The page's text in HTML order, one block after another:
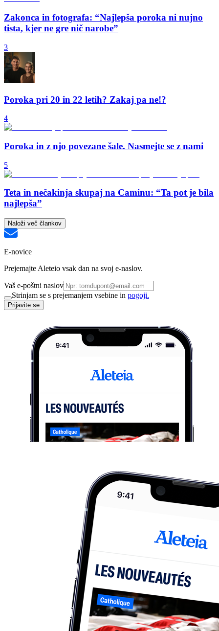
Zakonca in fotografa: “Najlepša poroka ni nujno
tista, kjer ne gre nič narobe”
3
Poroka pri 20 in 22 letih? Zakaj pa ne!?
4
Poroka in z njo povezane šale. Nasmejte se z nami
5
Teta in nečakinja skupaj na Caminu: “Ta pot je bila
najlepša”
Naloži več člankov
E-novice
Prejemajte Aleteio vsak dan na svoj e-naslov.
Vaš e-poštni naslov
Strinjam se s prejemanjem vsebine in pogoji.
Prijavite se